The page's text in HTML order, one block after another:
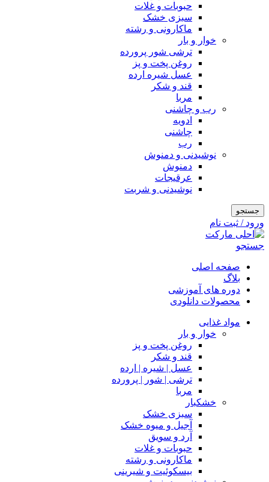
حبوبات و غلات
سبزی خشک
ماکارونی و رشته
خوار و بار
ترشی شور پرورده
روغن پخت و پز
عسل شیره ارده
قند و شکر
مربا
رب و چاشنی
ادویه
چاشنی
رب
نوشیدنی و دمنوش
دمنوش
عرقیجات
نوشیدنی و شربت
جستجو
ورود / ثبت نام
جستجو
صفحه اصلی
بلاگ
دوره های آموزشی
محصولات دانلودی
مواد غذایی
خوار و بار
روغن پخت و پز
قند و شکر
عسل | شیره | ارده
ترشی | شور | پرورده
مربا
خشکبار
سبزی خشک
آجیل و میوه خشک
آرد و سویق
حبوبات و غلات
ماکارونی و رشته
بیسکوئیت و شیرینی